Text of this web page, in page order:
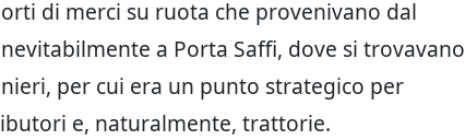
di merci su ruota che provenivano dal
a Porta Saffi, dove si trovavano
per cui era un punto strategico per
e, naturalmente, trattorie.